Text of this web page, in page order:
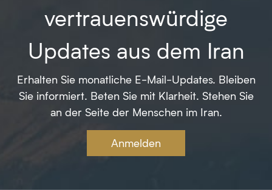
vertrauenswürdige
Updates aus dem Iran
Erhalten Sie monatliche E-Mail-Updates. Bleiben
Sie informiert. Beten Sie mit Klarheit. Stehen Sie
an der Seite der Menschen im Iran.
Anmelden